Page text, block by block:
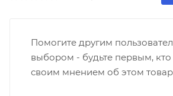
Помогите другим
выбором - будьте первым, кто
своим мнением об этом